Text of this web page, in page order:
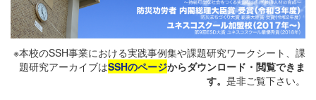
※本校のSSH事業における実践事例集や課題研究ワークシート、課
題研究アーカイブはSSHのページからダウンロード・閲覧できま
す。 是非ご覧下さい。